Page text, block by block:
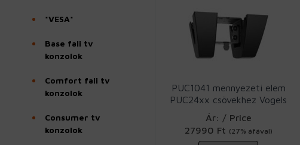
*VESA*
Base fali tv
konzolok
Comfort fali tv
konzolok
Consumer tv
konzolok
PUC1041 mennyezeti elem
PUC24xx csövekhez Vogels
Ár: / Price
27990 Ft (27% áfával)